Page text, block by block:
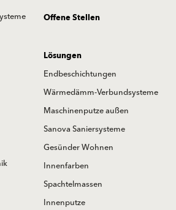
Offene Stellen
Lösungen
Endbeschichtungen
Wärmedämm-Verbundsysteme
Maschinenputze außen
Sanova Saniersysteme
Gesünder Wohnen
Innenfarben
Spachtelmassen
Innenputze